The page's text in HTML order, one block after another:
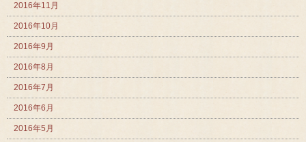
2016年11月
2016年10月
2016年9月
2016年8月
2016年7月
2016年6月
2016年5月